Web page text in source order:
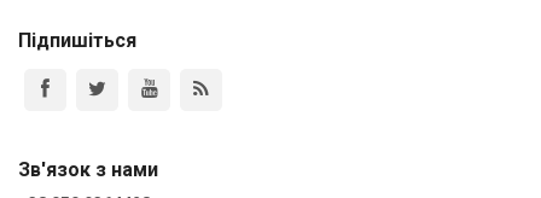
Підпишіться
Зв'язок з нами